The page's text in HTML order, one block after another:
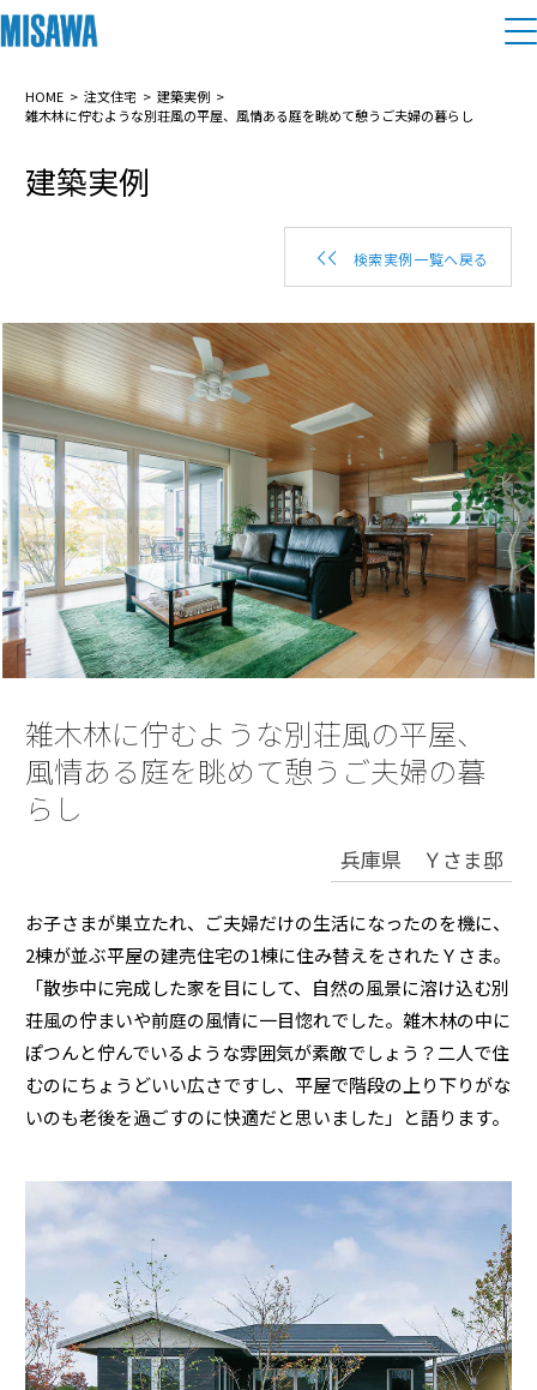
住まい
建てる [注文住宅]
テクノロジー（住まいの性能）
建築事例・建築実例
デザイナーズギャラリー
インテリア
住まいづくりガイド
買う
分譲住宅（建売・土地）検索
中古住宅検索
売る [MISAWA RELAY]
住まいの売却
多彩な動画やこだわりが詰まった建築実例、注目の最新情報など、住
まいづくりを楽しく学べるデジタルラウンジです。
ホームラウンジ 新築・戸建て
土地活用
賃貸住宅
賃貸併用住宅
店舗・各種施設
土地活用モデルルーム見学
土地活用実例
法人のお客さま
社宅建築
医療・介護・子育て・障がい福祉施設
これから土地活用・賃貸経営をご検討の方
土地活用の基礎から長期安定経営を目指すオーナー様まで、賃貸経営
に役立つ多彩な情報を幅広くお届けします。
ホームラウンジ 土地活用・賃貸経営
戸建て・マンション
ミサワリフォームとは
リフォームの流れ
リフォームメニュー
リフォーム事例
事業用
事業用リノベーション
ホテル・旅館リフォーム
これからリフォームをご検討の方
実例動画や基礎知識、収納の工夫など、理想の住まいを叶えるリフォ
ームの具体策とアイデアを豊富にご用意しています。
ホームラウンジ リフォーム
まちづくり
複合開発・投資開発
複合開発事業（ASMACI-アスマチ-）
再開発・官民連携事業
分譲マンション開発事業
収益不動産・投資開発事業
建築再生事業
事業用売買
分譲用地
すべてのフィールドに新しい価値をデザインし、持続可能な未来志向
のまちづくりを実現していきます。
オーナーサポート
サポートメニュー
住まいるりんぐ（ロングサポート）
保証制度
アフターメンテナンス
ミサワリフォーム
ご相談窓口
ミサワホームオーナーさま・リフォーム工事ご契約者さまとミサワホ
ームを結ぶコミュニケーションサイト。お得・便利・安心なコンテン
ツや、ミサワホームからの大切なお知らせなど配信しています。
企業・IR情報
企業・IR
ニュース
ミサワホームグループ
IR情報
環境活動
採用情報
新卒者採用
障がい者採用
ウエルネス事業
海外事業
展示場・イベント情報
カタログ請求
住まいのご相談
HOME 注文住宅
建築実例
雑木林に佇むような別荘風の平屋、風情ある庭を眺めて憩うご夫婦の暮らし
建築実例
検索実例一覧へ戻る
雑木林に佇むような別荘風の平屋、
風情ある庭を眺めて憩うご夫婦の暮
らし
兵庫県 Ｙさま邸
お子さまが巣立たれ、ご夫婦だけの生活になったのを機に、
2棟が並ぶ平屋の建売住宅の1棟に住み替えをされたＹさま。
「散歩中に完成した家を目にして、自然の風景に溶け込む別
荘風の佇まいや前庭の風情に一目惚れでした。雑木林の中に
ぽつんと佇んでいるような雰囲気が素敵でしょう？二人で住
むのにちょうどいい広さですし、平屋で階段の上り下りがな
いのも老後を過ごすのに快適だと思いました」と語ります。